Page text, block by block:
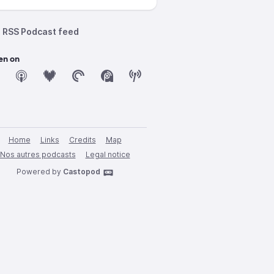
RSS Podcast feed
on
Home Links Credits
Map
Nos autres podcasts
Legal notice
Powered by Castopod